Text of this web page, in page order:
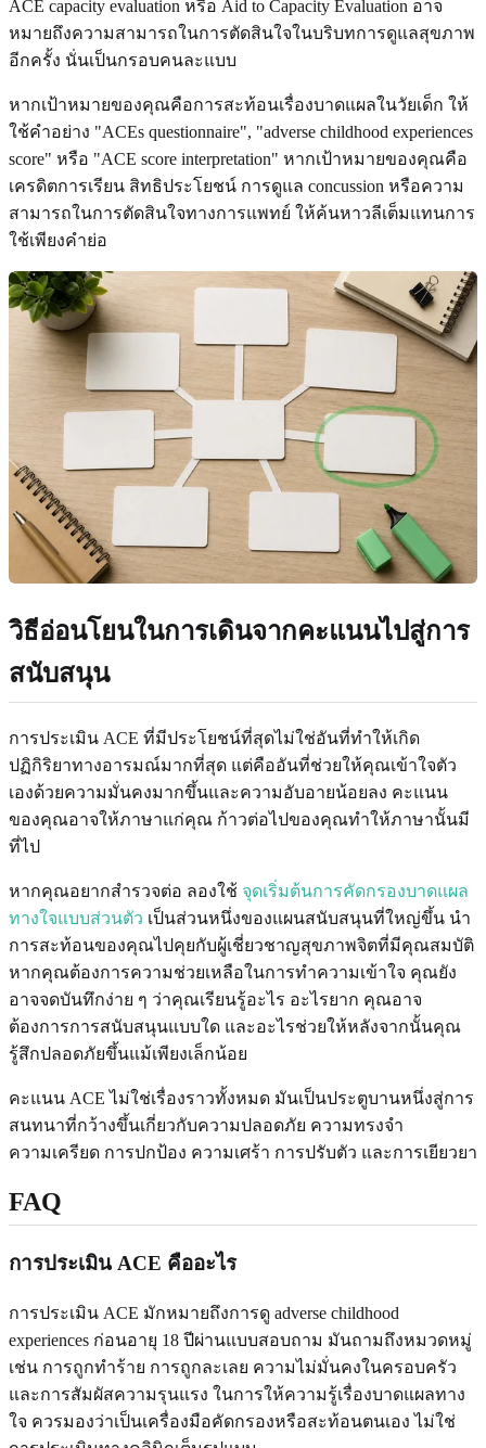
ACE capacity evaluation หรือ Aid to Capacity Evaluation อาจ
หมายถึงความสามารถในการตัดสินใจในบริบทการดูแลสุขภาพ
อีกครั้ง นั่นเป็นกรอบคนละแบบ
หากเป้าหมายของคุณคือการสะท้อนเรื่องบาดแผลในวัยเด็ก ให้
ใช้คำอย่าง "ACEs questionnaire", "adverse childhood experiences
score" หรือ "ACE score interpretation" หากเป้าหมายของคุณคือ
เครดิตการเรียน สิทธิประโยชน์ การดูแล concussion หรือความ
สามารถในการตัดสินใจทางการแพทย์ ให้ค้นหาวลีเต็มแทนการ
ใช้เพียงคำย่อ
วิธีอ่อนโยนในการเดินจากคะแนนไปสู่การ
สนับสนุน
การประเมิน ACE ที่มีประโยชน์ที่สุดไม่ใช่อันที่ทำให้เกิด
ปฏิกิริยาทางอารมณ์มากที่สุด แต่คืออันที่ช่วยให้คุณเข้าใจตัว
เองด้วยความมั่นคงมากขึ้นและความอับอายน้อยลง คะแนน
ของคุณอาจให้ภาษาแก่คุณ ก้าวต่อไปของคุณทำให้ภาษานั้นมี
ที่ไป
หากคุณอยากสำรวจต่อ ลองใช้ จุดเริ่มต้นการคัดกรองบาดแผล
ทางใจแบบส่วนตัว เป็นส่วนหนึ่งของแผนสนับสนุนที่ใหญ่ขึ้น นำ
การสะท้อนของคุณไปคุยกับผู้เชี่ยวชาญสุขภาพจิตที่มีคุณสมบัติ
หากคุณต้องการความช่วยเหลือในการทำความเข้าใจ คุณยัง
อาจจดบันทึกง่าย ๆ ว่าคุณเรียนรู้อะไร อะไรยาก คุณอาจ
ต้องการการสนับสนุนแบบใด และอะไรช่วยให้หลังจากนั้นคุณ
รู้สึกปลอดภัยขึ้นแม้เพียงเล็กน้อย
คะแนน ACE ไม่ใช่เรื่องราวทั้งหมด มันเป็นประตูบานหนึ่งสู่การ
สนทนาที่กว้างขึ้นเกี่ยวกับความปลอดภัย ความทรงจำ
ความเครียด การปกป้อง ความเศร้า การปรับตัว และการเยียวยา
FAQ
การประเมิน ACE คืออะไร
การประเมิน ACE มักหมายถึงการดู adverse childhood
experiences ก่อนอายุ 18 ปีผ่านแบบสอบถาม มันถามถึงหมวดหมู่
เช่น การถูกทำร้าย การถูกละเลย ความไม่มั่นคงในครอบครัว
และการสัมผัสความรุนแรง ในการให้ความรู้เรื่องบาดแผลทาง
ใจ ควรมองว่าเป็นเครื่องมือคัดกรองหรือสะท้อนตนเอง ไม่ใช่